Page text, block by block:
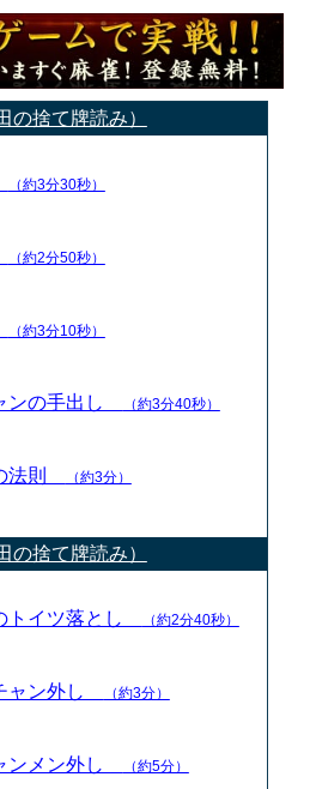
の捨て牌読み）
（約3分30秒）
（約2分50秒）
（約3分10秒）
ンの手出し （約3分40秒）
法則 （約3分）
の捨て牌読み）
トイツ落とし （約2分40秒）
ャン外し （約3分）
ンメン外し （約5分）